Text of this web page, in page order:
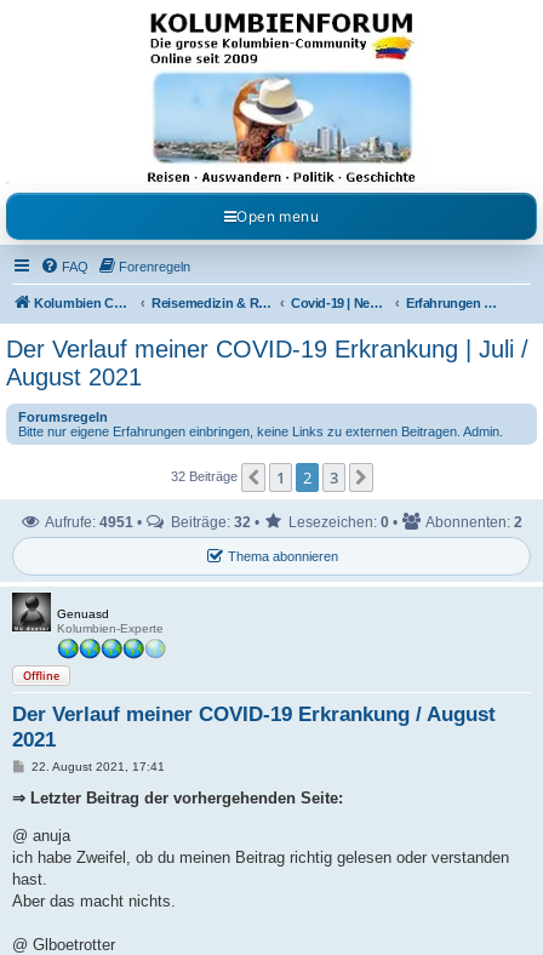
Kolumbienforum - Das
grosse Forum der
Freunde Kolumbiens
Reisen, Auswandern, Kultur, Politik, Geschichte und Visum in Kolumbien und Venezuela.
Austausch, Erfahrungen und Gemeinschaft im Kolumbienforum
Open menu
FAQ Forenregeln
Kolumbien Community Reisemedizin & Reisehinweise Covid-19 | News | Information | Fragen Erfahrungen über den Verlauf von Covid-19
Der Verlauf meiner COVID-19 Erkrankung | Juli /
August 2021
Forumsregeln
Bitte nur eigene Erfahrungen einbringen, keine Links zu externen Beitragen. Admin.
32 Beiträge Vorherige
1 2 3
Thema abonnieren
Aufrufe: 4951 • Beiträge: 32 • Lesezeichen: 0 • Abonnenten: 2
Genuasd
Kolumbien-Experte
Offline
Der Verlauf meiner COVID-19 Erkrankung / August
2021
B
a
g
22. August 2021, 17:41
⇒ Letzter Beitrag der vorhergehenden Seite:
@ anuja
ich habe Zweifel, ob du meinen Beitrag richtig gelesen oder verstanden
hast.
Aber das macht nichts.
@ Glboetrotter